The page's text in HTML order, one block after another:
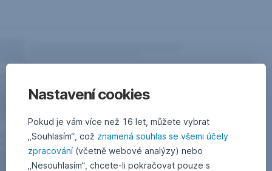
Nastavení cookies
Pokud je vám více než 16 let, můžete vybrat
„Souhlasím“, což znamená souhlas se všemi účely
zpracování(včetně webové analýzy) nebo
„Nesouhlasím“, chcete-li pokračovat pouze s